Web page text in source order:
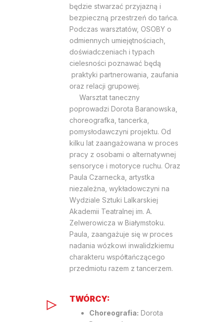
będzie stwarzać przyjazną i
bezpieczną przestrzeń dotańca.
Podczas warsztatów, OSOBY o
odmiennych umiejętnościach,
doświadczeniach i typach
cielesności poznawać będą
praktyki partnerowania, zaufania
oraz relacji grupowej.
Warsztat taneczny
poprowadzi Dorota Baranowska,
choreografka, tancerka,
pomysłodawczyni projektu. Od
kilku lat zaangażowana w proces
pracy z osobami o alternatywnej
sensoryce i motoryce ruchu. Oraz
Paula Czarnecka, artystka
niezależna, wykładowczyni na
Wydziale Sztuki Lalkarskiej
Akademii Teatralnej im. A.
Zelwerowicza w Białymstoku.
Paula, zaangażuje się w proces
nadania wózkowi inwalidzkiemu
charakteru współtańczącego
przedmiotu razem z tancerzem.
TWÓRCY:
Choreografia: Dorota